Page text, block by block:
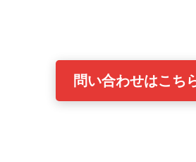
問い合わせはこち